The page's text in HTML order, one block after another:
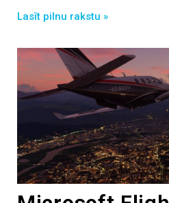
Lasīt pilnu rakstu »